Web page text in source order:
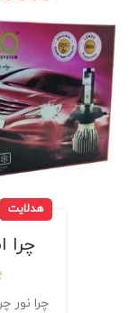
هدلایت
چرا
چرا نور